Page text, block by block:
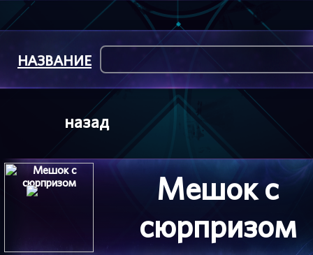
назад
НАЗВАНИЕ
Мешок с
сюрпризом